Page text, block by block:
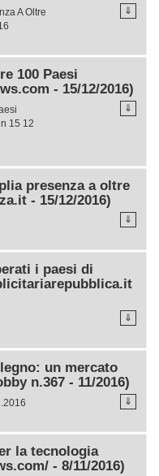
A Oltre
⇓
100 Paesi
- 15/12/2016)
15 12
⇓
presenza a oltre
- 15/12/2016)
⇓
i paesi di
⇓
un mercato
n.367 - 11/2016)
⇓
la tecnologia
- 8/11/2016)